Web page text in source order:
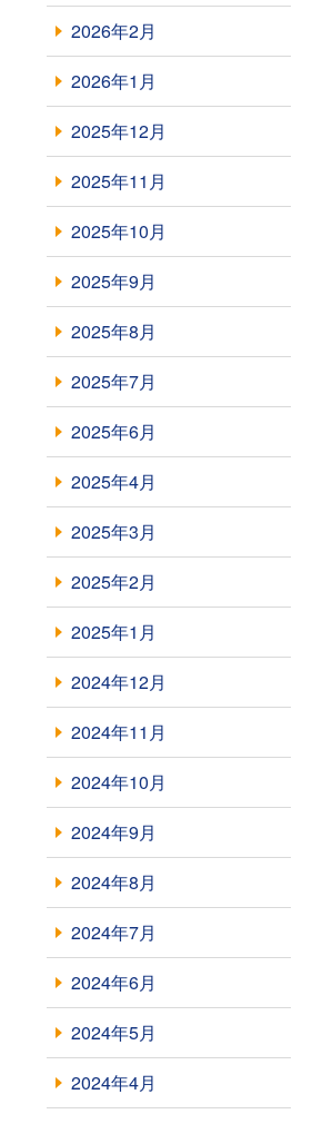
2026年2月
2026年1月
2025年12月
2025年11月
2025年10月
2025年9月
2025年8月
2025年7月
2025年6月
2025年4月
2025年3月
2025年2月
2025年1月
2024年12月
2024年11月
2024年10月
2024年9月
2024年8月
2024年7月
2024年6月
2024年5月
2024年4月